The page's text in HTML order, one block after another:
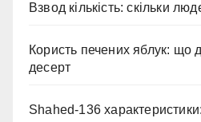
Взвод кількість: скільки
Користь печених яблук: що
десерт
Shahed-136